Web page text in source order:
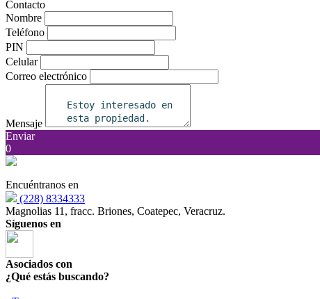
Contacto
Nombre
Teléfono
PIN
Celular
Correo electrónico
Mensaje
Enviar
0
Encuéntranos en
(228) 8334333
Magnolias 11, fracc. Briones, Coatepec, Veracruz.
Síguenos en
Asociados con
¿Qué estás buscando?